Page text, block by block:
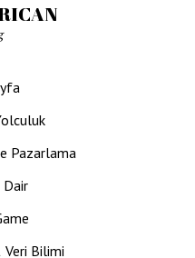
Pazarlama
Veri Bilimi